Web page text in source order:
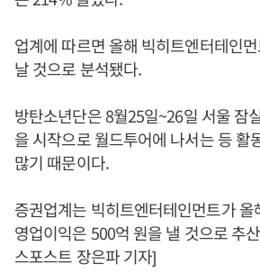
업계에 따르면 올해 빅히트엔터테인
날 것으로 분석됐다.
방탄소년단은 8월25일~26일 서울 잠
을 시작으로 월드투어에 나서는 등 활
많기 때문이다.
증권업계는 빅히트엔터테인먼트가
영업이익은 500억 원을 낼 것으로 추
스포스트 장은파 기자]